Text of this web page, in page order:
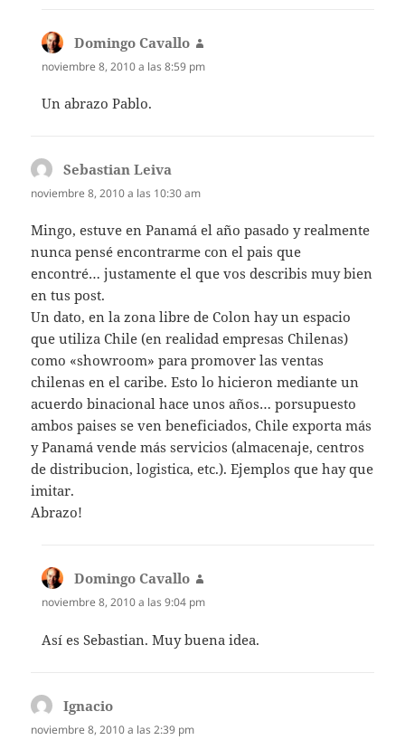
Domingo Cavallo
noviembre 8, 2010 a las 8:59 pm
Un abrazo Pablo.
Sebastian Leiva
noviembre 8, 2010 a las 10:30 am
Mingo, estuve en Panamá el año pasado y realmente
nunca pensé encontrarme con el pais que
encontré… justamente el que vos describis muy bien
en tus post.
Un dato, en la zona libre de Colon hay un espacio
que utiliza Chile (en realidad empresas Chilenas)
como «showroom» para promover las ventas
chilenas en el caribe. Esto lo hicieron mediante un
acuerdo binacional hace unos años… porsupuesto
ambos paises se ven beneficiados, Chile exporta más
y Panamá vende más servicios (almacenaje, centros
de distribucion, logistica, etc.). Ejemplos que hay que
imitar.
Abrazo!
Domingo Cavallo
noviembre 8, 2010 a las 9:04 pm
Así es Sebastian. Muy buena idea.
Ignacio
noviembre 8, 2010 a las 2:39 pm